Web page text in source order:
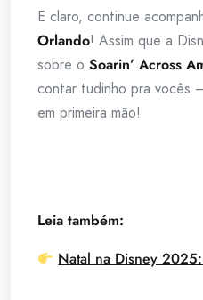
E claro, continue
Orlando! Assim que a
sobre o Soarin’ Across
contar tudinho pra vocês
em primeira mão!
Leia também:
Natal na Disney